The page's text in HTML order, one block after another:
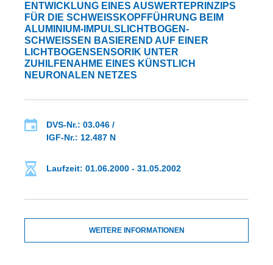
ENTWICKLUNG EINES AUSWERTEPRINZIPS
FÜR DIE SCHWEISSKOPFFÜHRUNG BEIM A
LUMINIUM-IMPULSLICHTBOGEN-S
CHWEISSEN BASIEREND AUF EINER LI
CHTBOGENSENSORIK UNTER ZU
HILFENAHME EINES KÜNSTLICH NE
URONALEN NETZES
DVS-Nr.: 03.046 /
IGF-Nr.: 12.487 N
Laufzeit: 01.06.2000 - 31.05.2002
WEITERE INFORMATIONEN